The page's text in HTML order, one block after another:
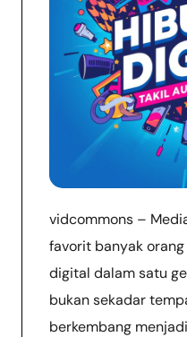
vidcommons –
favorit banyak
digital dalam satu
bukan sekadar
berkembang